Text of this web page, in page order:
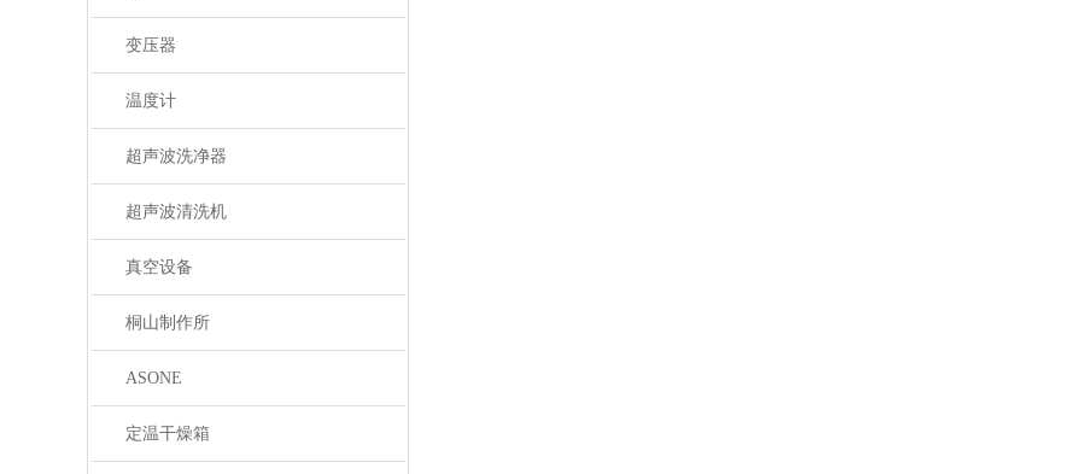
变压器
温度计
超声波洗净器
超声波清洗机
真空设备
桐山制作所
ASONE
定温干燥箱